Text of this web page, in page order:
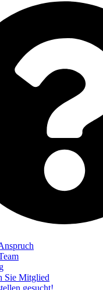
Sie Mitglied
gesucht!